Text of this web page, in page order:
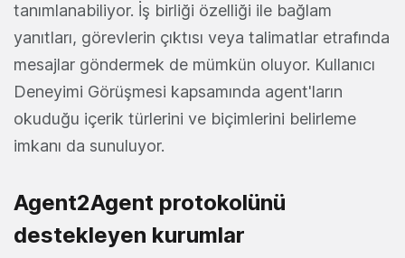
tanımlanabiliyor. İş birliği özelliği ile bağlam
yanıtları, görevlerin çıktısı veya talimatlar etrafında
mesajlar göndermek de mümkün oluyor. Kullanıcı
Deneyimi Görüşmesi kapsamında agent'ların
okuduğu içerik türlerini ve biçimlerini belirleme
imkanı da sunuluyor.
Agent2Agent protokolünü
destekleyen kurumlar